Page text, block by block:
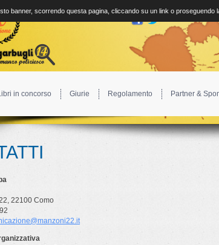
in concorso Giurie Regolamento Partner &
22100 Como
banner, scorrendo questa pagina, cliccando su un link o